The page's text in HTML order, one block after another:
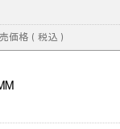
価格（税込）